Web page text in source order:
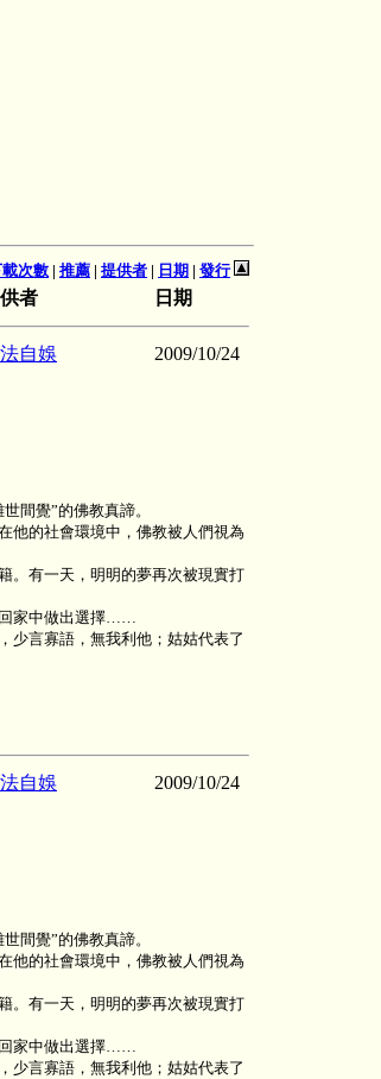
次數 | 推薦 | 提供者 | 日期 | 發行
者 日期
自娛 2009/10/24
間覺”的佛教真諦。
他的社會環境中，佛教被人們視為
。有一天，明明的夢再次被現實打
回家中做出選擇……
少言寡語，無我利他；姑姑代表了
自娛 2009/10/24
間覺”的佛教真諦。
他的社會環境中，佛教被人們視為
。有一天，明明的夢再次被現實打
回家中做出選擇……
少言寡語，無我利他；姑姑代表了